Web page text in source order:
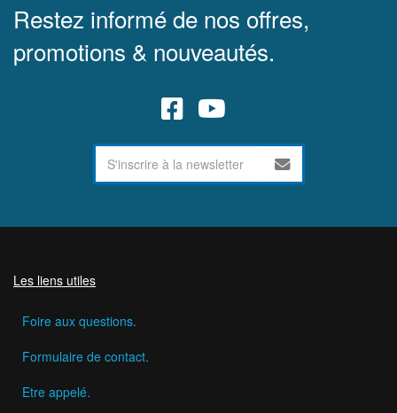
Restez informé de nos offres,
promotions & nouveautés.
Les liens utiles
Foire aux questions.
Formulaire de contact.
Etre appelé.